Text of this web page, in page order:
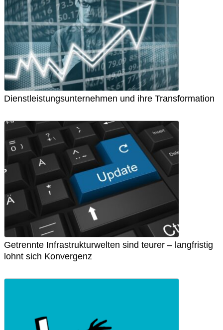
Dienstleistungsunternehmen und ihre Transformation
Getrennte Infrastrukturwelten sind teurer – langfristig
lohnt sich Konvergenz